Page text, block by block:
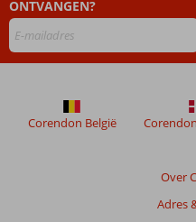
of Ultra All
ook
mogelijk
ONTVANGEN?
Over
Adres
Corendon België